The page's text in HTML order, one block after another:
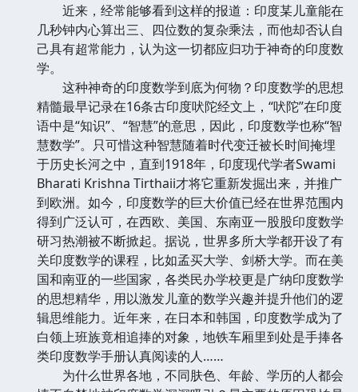
近来，经常能够看到这样的报道：印度某儿童能在
几秒钟内心算出三、四位数的复杂乘法，而他却否认自
己具有超常能力，认为这一切都应归功于神奇的印度数
学。
这种神奇的印度数学到底为何物？印度数学的思想
精髓最早记录在16条古印度吠陀经文上，“吠陀”在印度
语中是“知识”、“智慧”的意思，因此，印度数学也称“智
慧数学”。只可惜这种智慧随着时代变迁被长时间掩埋
于历史长河之中，直到1918年，印度现代学者Swami
Bharati Krishna Tirthaii才将它重新发掘出来，并推广
到欧洲。如今，印度数学的巨大价值已经在世界范围内
得到广泛认可，在西欧、美国、东南亚一股股印度数学
研习热潮被不断掀起。据说，世界多所大学都开设了有
关印度数学的课程，比如孟买大学、剑桥大学。而在美
国和南亚的一些国家，各类民办学校更是广纳印度数学
的思想精华，用以激发儿童的数学兴趣并提升他们的逻
辑思维能力。近年来，在日本和韩国，印度数学成为了
白领上班族竟相追捧的对象，地铁车厢里到处是手捧各
类印度数学手册认真阅读的人……
为什么世界各地，不同肤色、年龄、学历的人都会